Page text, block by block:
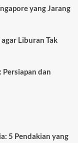
yang Jarang
Liburan Tak
Persiapan dan
5 Pendakian yang